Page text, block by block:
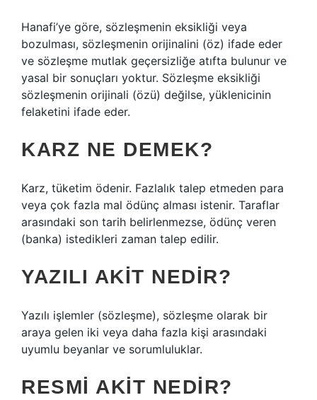
Hanafi’ye göre, sözleşmenin eksikliği veya
bozulması, sözleşmenin orijinalini (öz) ifade eder
ve sözleşme mutlak geçersizliğe atıfta bulunur ve
yasal bir sonuçları yoktur. Sözleşme eksikliği
sözleşmenin orijinali (özü) değilse, yüklenicinin
felaketini ifade eder.
KARZ NE DEMEK?
Karz, tüketim ödenir. Fazlalık talep etmeden para
veya çok fazla mal ödünç alması istenir. Taraflar
arasındaki son tarih belirlenmezse, ödünç veren
(banka) istedikleri zaman talep edilir.
YAZILI AKIT NEDIR?
Yazılı işlemler (sözleşme), sözleşme olarak bir
araya gelen iki veya daha fazla kişi arasındaki
uyumlu beyanlar ve sorumluluklar.
RESMI AKIT NEDIR?